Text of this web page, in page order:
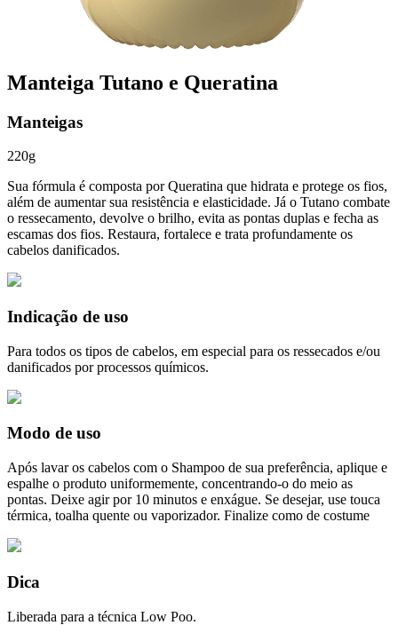
Manteiga Tutano e Queratina
Manteigas
220g
Sua fórmula é composta por Queratina que hidrata e protege os fios,
além de aumentar sua resistência e elasticidade. Já o Tutano combate
o ressecamento, devolve o brilho, evita as pontas duplas e fecha as
escamas dos fios. Restaura, fortalece e trata profundamente os
cabelos danificados.
Indicação de uso
Para todos os tipos de cabelos, em especial para os ressecados e/ou
danificados por processos químicos.
Modo de uso
Após lavar os cabelos com o Shampoo de sua preferência, aplique e
espalhe o produto uniformemente, concentrando-o do meio as
pontas. Deixe agir por 10 minutos e enxágue. Se desejar, use touca
térmica, toalha quente ou vaporizador. Finalize como de costume
Dica
Liberada para a técnica Low Poo.